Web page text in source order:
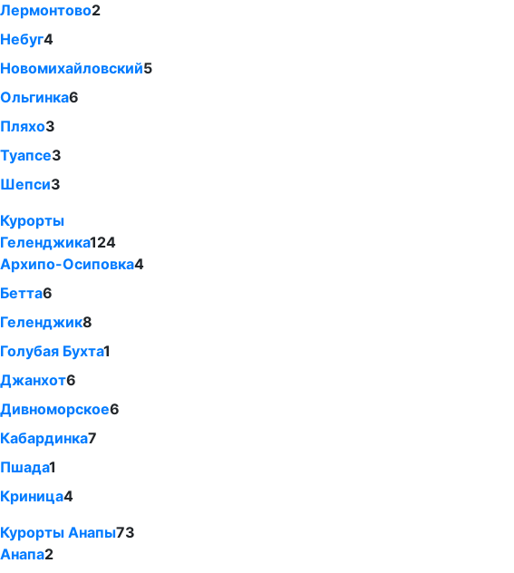
Лермонтово2
Небуг4
Новомихайловский5
Ольгинка6
Пляхо3
Туапсе3
Шепси3
Курорты
Геленджика124
Архипо-Осиповка4
Бетта6
Геленджик8
Голубая Бухта1
Джанхот6
Дивноморское6
Кабардинка7
Пшада1
Криница4
Курорты Анапы73
Анапа2